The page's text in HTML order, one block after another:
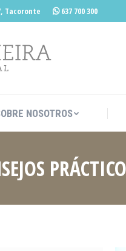
Tacoronte 637 700 300
NOSOTROS
INICIO SOBRE